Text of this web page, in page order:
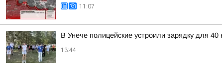
11:07
В Унече полицейские устроили зарядку для
13:44